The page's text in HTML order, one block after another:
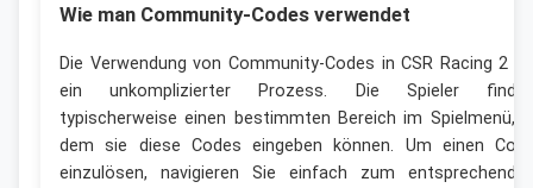
Wie man Community-Codes verwendet
Die Verwendung von Community-Codes in CSR Racing 2
ein unkomplizierter Prozess. Die Spieler
typischerweise einen bestimmten Bereich im Spielmenü,
dem sie diese Codes eingeben können. Um einen
einzulösen, navigieren Sie einfach zum